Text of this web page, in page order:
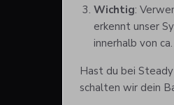
Wichtig:
erkennt unser
innerhalb von
Hast du bei
schalten wir dein